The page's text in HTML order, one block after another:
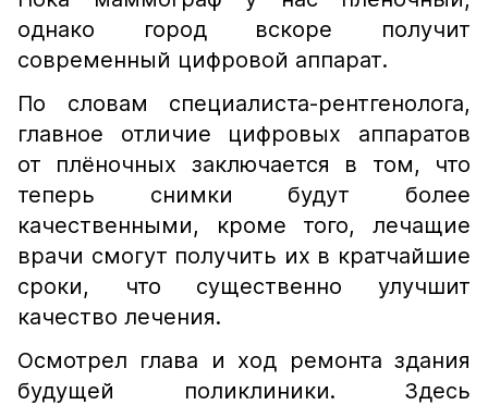
однако город вскоре получит
современный цифровой аппарат.
По словам специалиста-рентгенолога,
главное отличие цифровых аппаратов
от плёночных заключается в том, что
теперь снимки будут более
качественными, кроме того, лечащие
врачи смогут получить их в кратчайшие
сроки, что существенно улучшит
качество лечения.
Осмотрел глава и ход ремонта здания
будущей поликлиники. Здесь